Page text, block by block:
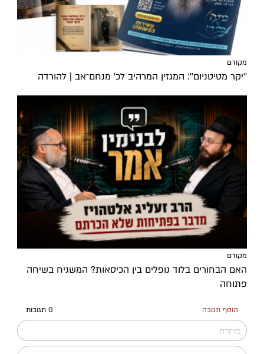
מקודם
''יקר מטיטניום'': המגזין המרהיב לכ’ מנחם־אב | להורדה
מקודם
האם הבחורים בלוד נופלים בין הכיסאות? המשגיח בשיחה
פתוחה
הוסף תגובה 0 תגובות